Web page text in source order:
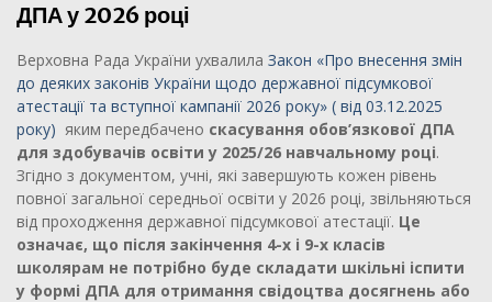
ДПА у 2026 році
Верховна Рада України ухвалила Закон «Про внесення змін
до деяких законів України щодо державної підсумкової
атестації та вступної кампанії 2026 року» ( від 03.12.2025
року) яким передбачено скасування обов’язкової ДПА
для здобувачів освіти у 2025/26 навчальному році.
Згідно з документом, учні, які завершують кожен рівень
повної загальної середньої освіти у 2026 році, звільняються
від проходження державної підсумкової атестації. Це
означає, що після закінчення 4-х і 9-х класів
школярам не потрібно буде складати шкільні іспити
у формі ДПА для отримання свідоцтва досягнень або